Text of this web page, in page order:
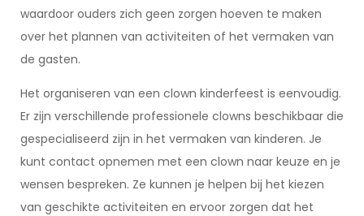
waardoor ouders zich geen zorgen hoeven te maken
over het plannen van activiteiten of het vermaken van
de gasten.
Het organiseren van een clown kinderfeest is eenvoudig.
Er zijn verschillende professionele clowns beschikbaar die
gespecialiseerd zijn in het vermaken van kinderen. Je
kunt contact opnemen met een clown naar keuze en je
wensen bespreken. Ze kunnen je helpen bij het kiezen
van geschikte activiteiten en ervoor zorgen dat het